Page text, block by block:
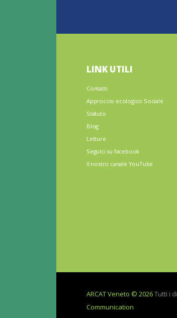
LINK UTILI
Contatti
Approccio ecologico Sociale
Statuto
Blog
Letture
Seguici su facebook
Il nostro canale YouTube
ARCAT Veneto © 2026Tutti i
Communication